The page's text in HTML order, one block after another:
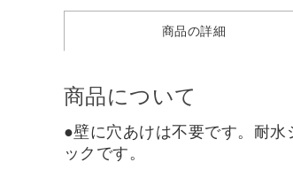
商品の詳細
商品について
●壁に穴あけは不要です。耐
ックです。